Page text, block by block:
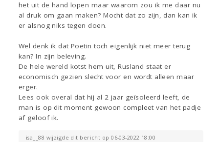
het uit de hand lopen maar waarom zou ik me daar nu
al druk om gaan maken? Mocht dat zo zijn, dan kan ik
er alsnog niks tegen doen.
Wel denk ik dat Poetin toch eigenlijk niet meer terug
kan? In zijn beleving.
De hele wereld kotst hem uit, Rusland staat er
economisch gezien slecht voor en wordt alleen maar
erger.
Lees ook overal dat hij al 2 jaar geïsoleerd leeft, de
man is op dit moment gewoon compleet van het padje
af geloof ik.
isa__88 wijzigde dit bericht op 06-03-2022 18:00